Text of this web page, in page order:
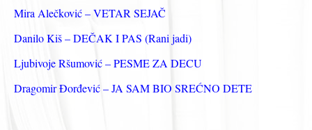
аMira Alečković – VETAR SEJAČ
Danilo Kiš – DEČAK I PAS (Rani jadi)
Ljubivoje Ršumović – PESME ZA DECU
Dragomir Đorđević – JA SAM BIO SREĆNO DETE